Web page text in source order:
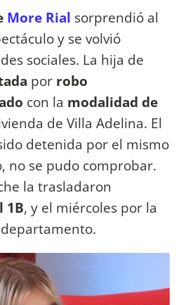
More Rial sorprendió al
y se volvió
sociales. La hija de
por robo
con la modalidad de
de Villa Adelina. El
detenida por el mismo
no se pudo comprobar.
la trasladaron
1B, y el miércoles por la